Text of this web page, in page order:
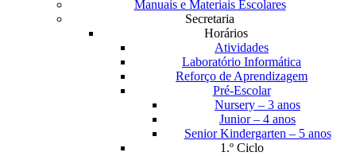
Manuais e Materiais Escolares
Secretaria
Horários
Atividades
Laboratório Informática
Reforço de Aprendizagem
Pré-Escolar
Nursery – 3 anos
Junior – 4 anos
Senior Kindergarten – 5 anos
1.º Ciclo